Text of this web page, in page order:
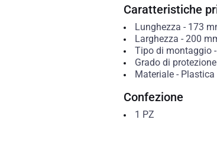
Caratteristiche
Lunghezza - 173
Larghezza - 200
Tipo di montaggio-
Grado di
Materiale- Plastica
Confezione
1 PZ